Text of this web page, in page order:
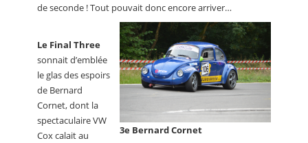
de seconde ! Tout pouvait donc encore arriver…
3e Bernard Cornet
Le Final Three
sonnait d’emblée
le glas des espoirs
de Bernard
Cornet, dont la
spectaculaire VW
Cox calait au